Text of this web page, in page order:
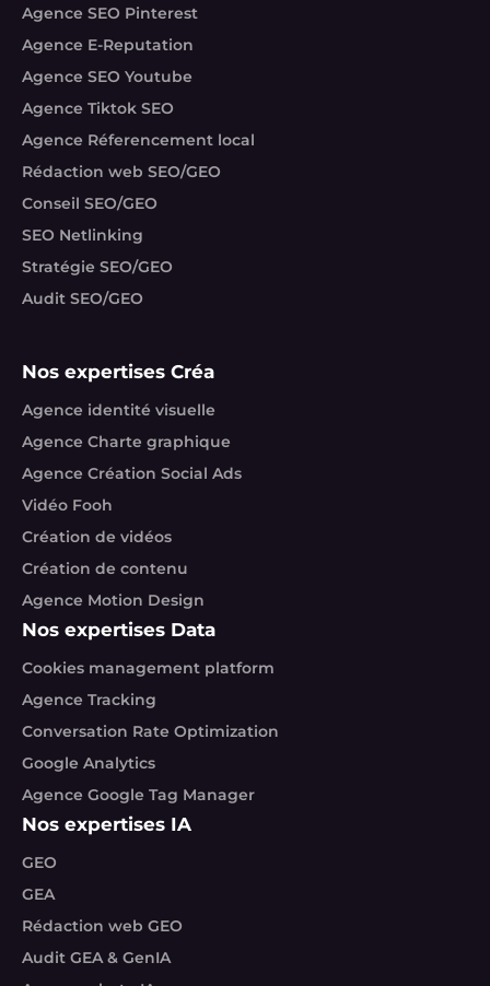
Agence SEO Pinterest
Agence E-Reputation
Agence SEO Youtube
Agence Tiktok SEO
Agence Réferencement local
Rédaction web SEO/GEO
Conseil SEO/GEO
SEO Netlinking
Stratégie SEO/GEO
Audit SEO/GEO
Nos expertises Créa
Agence identité visuelle
Agence Charte graphique
Agence Création Social Ads
Vidéo Fooh
Création de vidéos
Création de contenu
Agence Motion Design
Nos expertises Data
Cookies management platform
Agence Tracking
Conversation Rate Optimization
Google Analytics
Agence Google Tag Manager
Nos expertises IA
GEO
GEA
Rédaction web GEO
Audit GEA & GenIA